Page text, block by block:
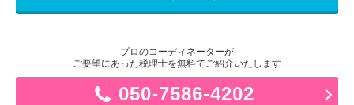
プロのコーディネーターが
ご要望にあった税理士を無料でご紹介いたします
050-7586-4202